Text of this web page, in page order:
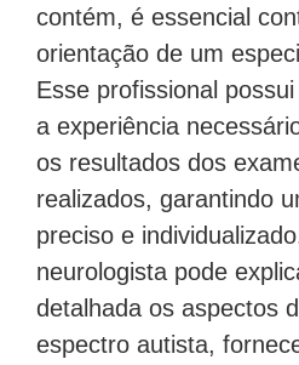
contém, é essencial
orientação de um
Esse profissional
a experiência
os resultados dos
realizados, garantindo
preciso e
neurologista pode
detalhada os aspectos
espectro autista,